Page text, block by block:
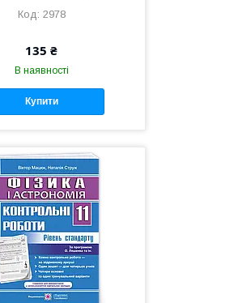
2978
135 ₴
В наявності
Купити